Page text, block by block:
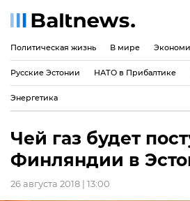
Политическая жизнь В мире
Русские Эстонии НАТО в Прибалтике
Энергетика
Чей газ будет
Финляндии в
26 августа 2018 | 13:00